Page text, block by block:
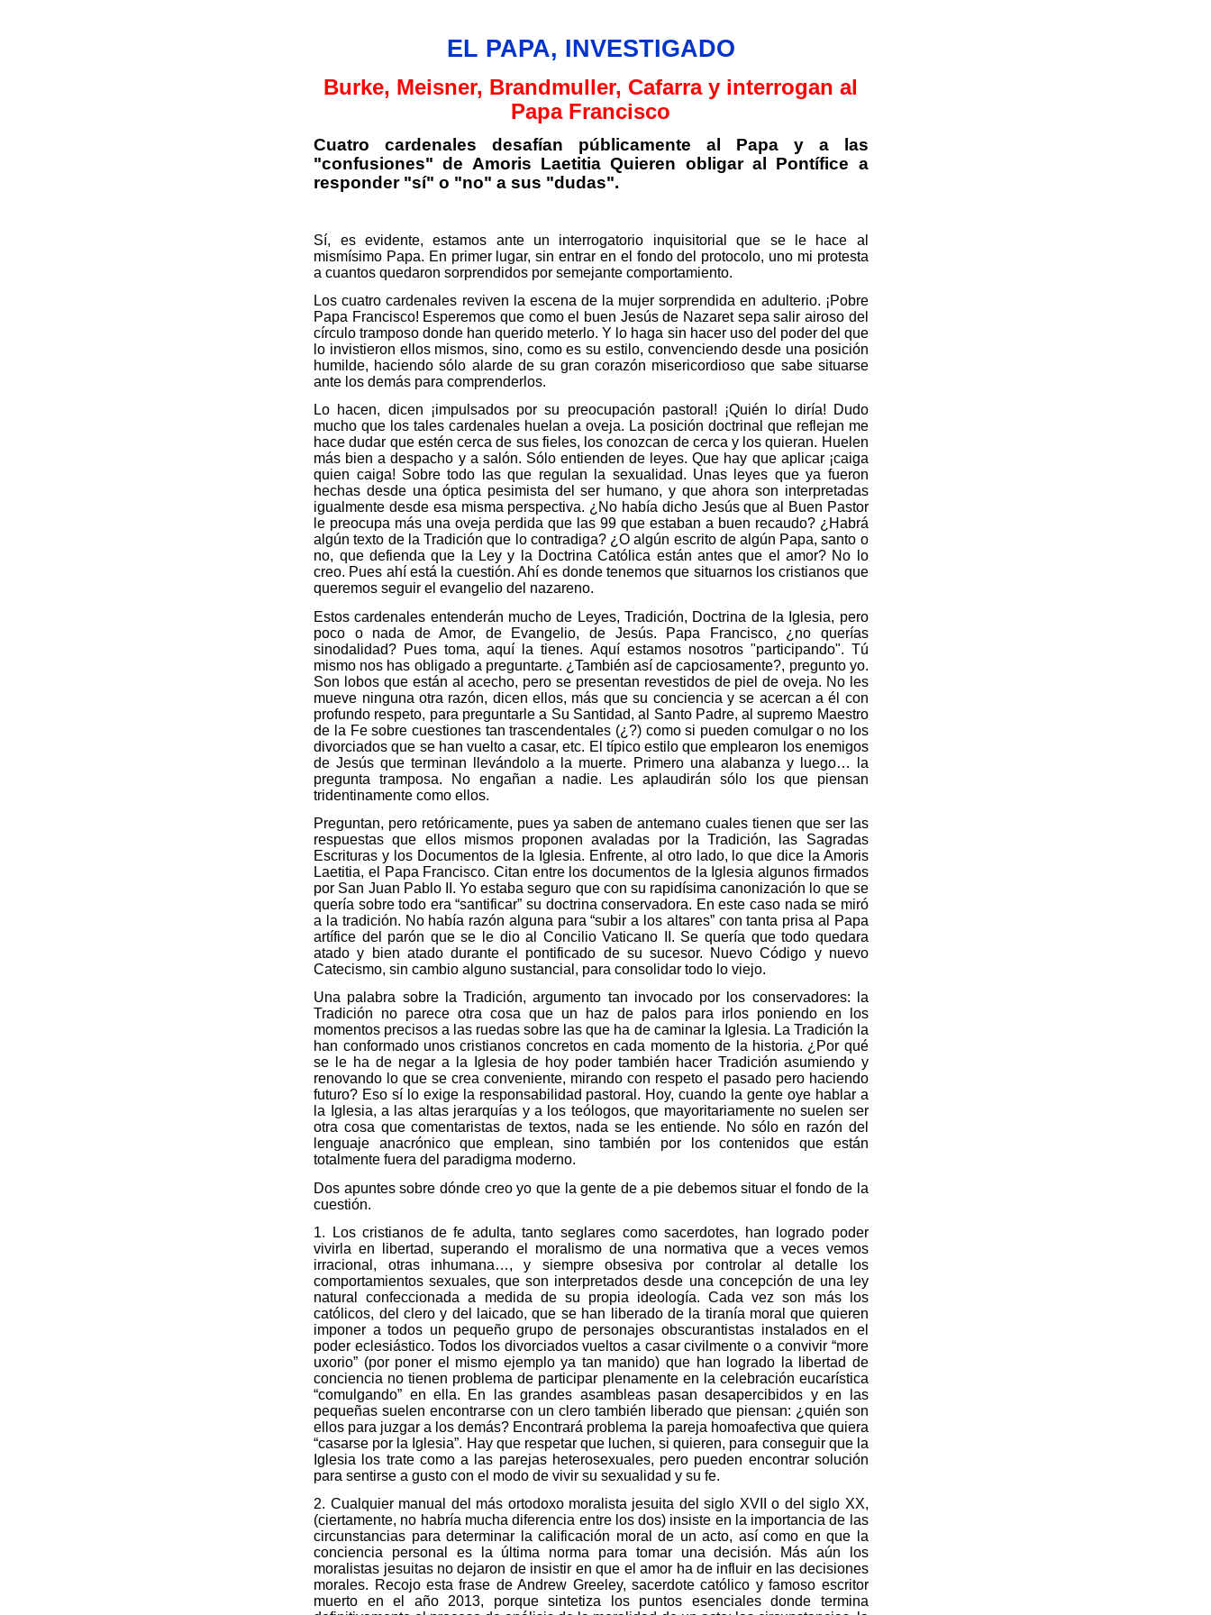
EL PAPA, INVESTIGADO
Burke, Meisner, Brandmuller, Cafarra y interrogan al
Papa Francisco
Cuatro cardenales desafían públicamente al Papa y a las
"confusiones" de Amoris Laetitia Quieren obligar al Pontífice a
responder "sí" o "no" a sus "dudas".
Sí, es evidente, estamos ante un interrogatorio inquisitorial que se le hace al
mismísimo Papa. En primer lugar, sin entrar en el fondo del protocolo, uno mi protesta
a cuantos quedaron sorprendidos por semejante comportamiento.
Los cuatro cardenales reviven la escena de la mujer sorprendida en adulterio. ¡Pobre
Papa Francisco! Esperemos que como el buen Jesús de Nazaret sepa salir airoso del
círculo tramposo donde han querido meterlo. Y lo haga sin hacer uso del poder del que
lo invistieron ellos mismos, sino, como es su estilo, convenciendo desde una posición
humilde, haciendo sólo alarde de su gran corazón misericordioso que sabe situarse
ante los demás para comprenderlos.
Lo hacen, dicen ¡impulsados por su preocupación pastoral! ¡Quién lo diría! Dudo
mucho que los tales cardenales huelan a oveja. La posición doctrinal que reflejan me
hace dudar que estén cerca de sus fieles, los conozcan de cerca y los quieran. Huelen
más bien a despacho y a salón. Sólo entienden de leyes. Que hay que aplicar ¡caiga
quien caiga! Sobre todo las que regulan la sexualidad. Unas leyes que ya fueron
hechas desde una óptica pesimista del ser humano, y que ahora son interpretadas
igualmente desde esa misma perspectiva. ¿No había dicho Jesús que al Buen Pastor
le preocupa más una oveja perdida que las 99 que estaban a buen recaudo? ¿Habrá
algún texto de la Tradición que lo contradiga? ¿O algún escrito de algún Papa, santo o
no, que defienda que la Ley y la Doctrina Católica están antes que el amor? No lo
creo. Pues ahí está la cuestión. Ahí es donde tenemos que situarnos los cristianos que
queremos seguir el evangelio del nazareno.
Estos cardenales entenderán mucho de Leyes, Tradición, Doctrina de la Iglesia, pero
poco o nada de Amor, de Evangelio, de Jesús. Papa Francisco, ¿no querías
sinodalidad? Pues toma, aquí la tienes. Aquí estamos nosotros "participando". Tú
mismo nos has obligado a preguntarte. ¿También así de capciosamente?, pregunto yo.
Son lobos que están al acecho, pero se presentan revestidos de piel de oveja. No les
mueve ninguna otra razón, dicen ellos, más que su conciencia y se acercan a él con
profundo respeto, para preguntarle a Su Santidad, al Santo Padre, al supremo Maestro
de la Fe sobre cuestiones tan trascendentales (¿?) como si pueden comulgar o no los
divorciados que se han vuelto a casar, etc. El típico estilo que emplearon los enemigos
de Jesús que terminan llevándolo a la muerte. Primero una alabanza y luego… la
pregunta tramposa. No engañan a nadie. Les aplaudirán sólo los que piensan
tridentinamente como ellos.
Preguntan, pero retóricamente, pues ya saben de antemano cuales tienen que ser las
respuestas que ellos mismos proponen avaladas por la Tradición, las Sagradas
Escrituras y los Documentos de la Iglesia. Enfrente, al otro lado, lo que dice la Amoris
Laetitia, el Papa Francisco. Citan entre los documentos de la Iglesia algunos firmados
por San Juan Pablo II. Yo estaba seguro que con su rapidísima canonización lo que se
quería sobre todo era “santificar” su doctrina conservadora. En este caso nada se miró
a la tradición. No había razón alguna para “subir a los altares” con tanta prisa al Papa
artífice del parón que se le dio al Concilio Vaticano II. Se quería que todo quedara
atado y bien atado durante el pontificado de su sucesor. Nuevo Código y nuevo
Catecismo, sin cambio alguno sustancial, para consolidar todo lo viejo.
Una palabra sobre la Tradición, argumento tan invocado por los conservadores: la
Tradición no parece otra cosa que un haz de palos para irlos poniendo en los
momentos precisos a las ruedas sobre las que ha de caminar la Iglesia. La Tradición la
han conformado unos cristianos concretos en cada momento de la historia. ¿Por qué
se le ha de negar a la Iglesia de hoy poder también hacer Tradición asumiendo y
renovando lo que se crea conveniente, mirando con respeto el pasado pero haciendo
futuro? Eso sí lo exige la responsabilidad pastoral. Hoy, cuando la gente oye hablar a
la Iglesia, a las altas jerarquías y a los teólogos, que mayoritariamente no suelen ser
otra cosa que comentaristas de textos, nada se les entiende. No sólo en razón del
lenguaje anacrónico que emplean, sino también por los contenidos que están
totalmente fuera del paradigma moderno.
Dos apuntes sobre dónde creo yo que la gente de a pie debemos situar el fondo de la
cuestión.
1. Los cristianos de fe adulta, tanto seglares como sacerdotes, han logrado poder
vivirla en libertad, superando el moralismo de una normativa que a veces vemos
irracional, otras inhumana…, y siempre obsesiva por controlar al detalle los
comportamientos sexuales, que son interpretados desde una concepción de una ley
natural confeccionada a medida de su propia ideología. Cada vez son más los
católicos, del clero y del laicado, que se han liberado de la tiranía moral que quieren
imponer a todos un pequeño grupo de personajes obscurantistas instalados en el
poder eclesiástico. Todos los divorciados vueltos a casar civilmente o a convivir “more
uxorio” (por poner el mismo ejemplo ya tan manido) que han logrado la libertad de
conciencia no tienen problema de participar plenamente en la celebración eucarística
“comulgando” en ella. En las grandes asambleas pasan desapercibidos y en las
pequeñas suelen encontrarse con un clero también liberado que piensan: ¿quién son
ellos para juzgar a los demás? Encontrará problema la pareja homoafectiva que quiera
“casarse por la Iglesia”. Hay que respetar que luchen, si quieren, para conseguir que la
Iglesia los trate como a las parejas heterosexuales, pero pueden encontrar solución
para sentirse a gusto con el modo de vivir su sexualidad y su fe.
2. Cualquier manual del más ortodoxo moralista jesuita del siglo XVII o del siglo XX,
(ciertamente, no habría mucha diferencia entre los dos) insiste en la importancia de las
circunstancias para determinar la calificación moral de un acto, así como en que la
conciencia personal es la última norma para tomar una decisión. Más aún los
moralistas jesuitas no dejaron de insistir en que el amor ha de influir en las decisiones
morales. Recojo esta frase de Andrew Greeley, sacerdote católico y famoso escritor
muerto en el año 2013, porque sintetiza los puntos esenciales donde termina